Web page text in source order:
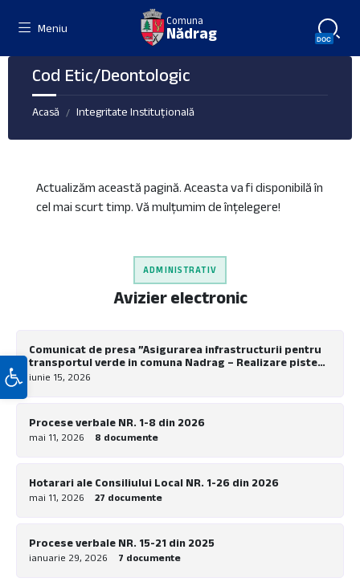
Deschide bara de unelte
Meniu
Comuna
Nădrag
Cod Etic/Deontologic
Acasă / Integritate Instituțională
Actualizăm această pagină. Aceasta va fi disponibilă în
cel mai scurt timp. Vă mulțumim de înțelegere!
ADMINISTRATIV
Avizier electronic
Comunicat de presa ”Asigurarea infrastructurii pentru
transportul verde in comuna Nadrag – Realizare piste
pentru biciclete la nivel local”
iunie 15, 2026
Procese verbale NR. 1-8 din 2026
mai 11, 2026 8 documente
Hotarari ale Consiliului Local NR. 1-26 din 2026
mai 11, 2026 27 documente
Procese verbale NR. 15-21 din 2025
ianuarie 29, 2026 7 documente